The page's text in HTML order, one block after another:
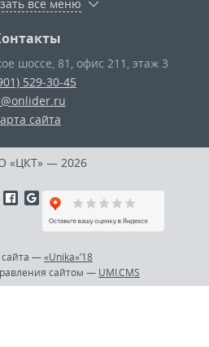
все меню
шоссе, 81, офис 211, этаж 3
529-30-45
сайта
«ЦКТ» — 2026
—«Unika»’18
сайтом — UMI.CMS